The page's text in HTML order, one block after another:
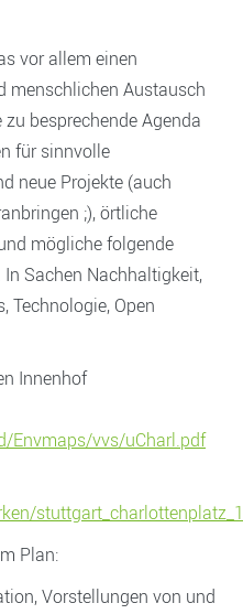
vor allem einen
menschlichen Austausch
besprechende Agenda
für sinnvolle
neue Projekte (auch
;), örtliche
mögliche folgende
Sachen Nachhaltigkeit,
Technologie, Open
Innenhof
Envmaps/vvs/uCharl.pdf
Plan:
Vorstellungen von und